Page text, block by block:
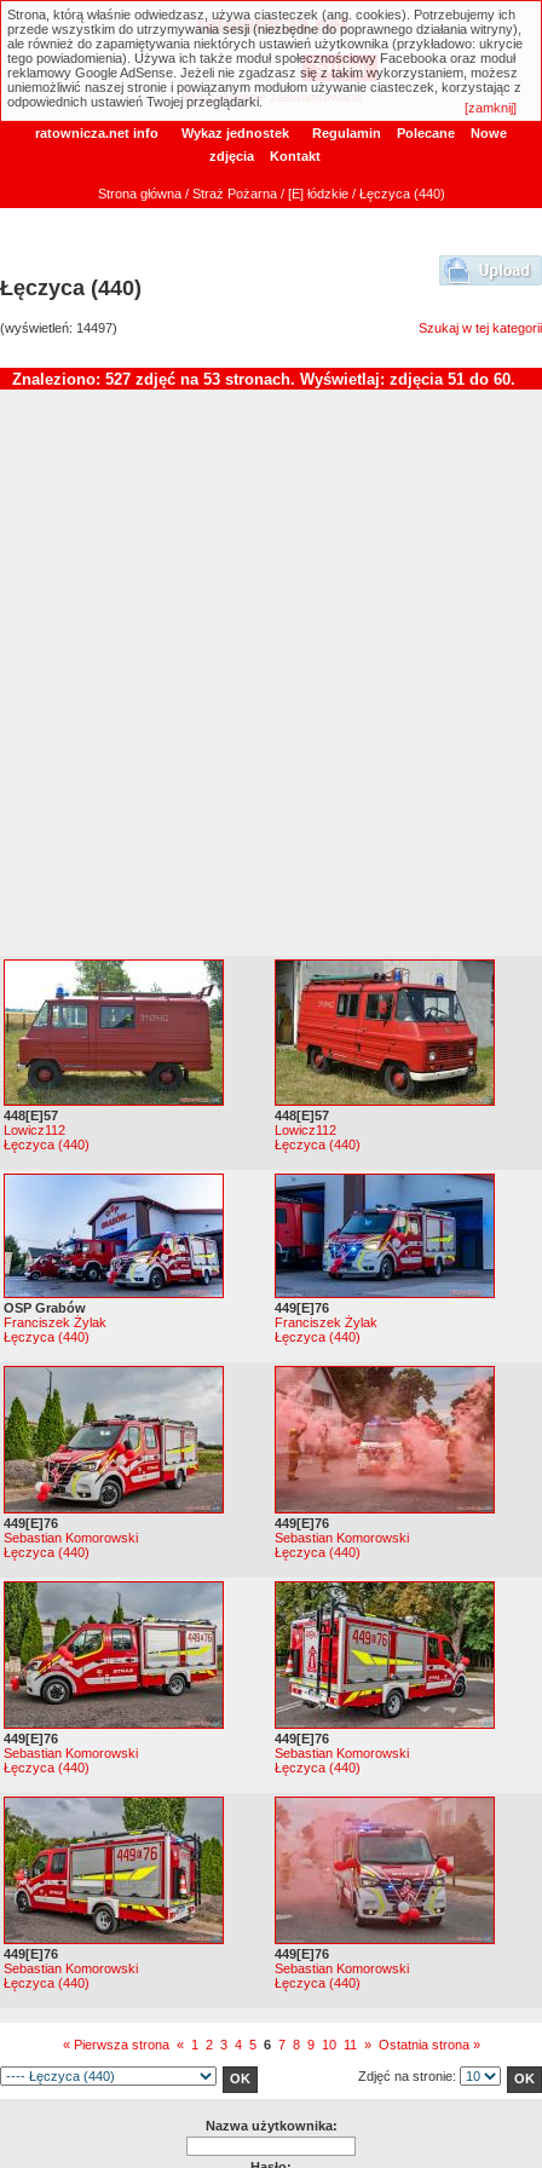
ratownicza.net
Wyszukiwanie zaawansowane
ratownicza.net info Wykaz jednostek Regulamin Polecane
Nowe
zdjęcia
Kontakt
Strona główna/ Straż Pożarna/ [E] łódzkie/ Łęczyca (440)
Łęczyca (440)
(wyświetleń: 14497) Szukaj w tej kategorii
Znaleziono: 527 zdjęć na 53 stronach. Wyświetlaj: zdjęcia 51 do 60.
448[E]57
Lowicz112
Łęczyca (440)
448[E]57
Lowicz112
Łęczyca (440)
OSP Grabów
Franciszek Żylak
Łęczyca (440)
449[E]76
Franciszek Żylak
Łęczyca (440)
449[E]76
Sebastian Komorowski
Łęczyca (440)
449[E]76
Sebastian Komorowski
Łęczyca (440)
449[E]76
Sebastian Komorowski
Łęczyca (440)
449[E]76
Sebastian Komorowski
Łęczyca (440)
449[E]76
Sebastian Komorowski
Łęczyca (440)
449[E]76
Sebastian Komorowski
Łęczyca (440)
« Pierwsza strona « 1 2 3 4 5 6 7 8 9 10 11 » Ostatnia strona »
Zdjęć na stronie:
Nazwa użytkownika:
Strona, którą właśnie odwiedzasz, używa ciasteczek (ang. cookies). Potrzebujemy ich
przede wszystkim do utrzymywania sesji (niezbędne do poprawnego działania witryny),
ale również do zapamiętywania niektórych ustawień użytkownika (przykładowo: ukrycie
tego powiadomienia). Używa ich także moduł społecznościowy Facebooka oraz moduł
reklamowy Google AdSense. Jeżeli nie zgadzasz się z takim wykorzystaniem, możesz
uniemożliwić naszej stronie i powiązanym modułom używanie ciasteczek, korzystając z
odpowiednich ustawień Twojej przeglądarki.
[zamknij]